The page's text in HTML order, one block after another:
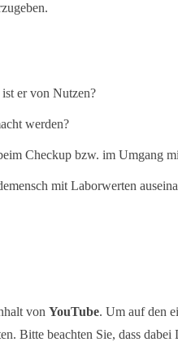
er von Nutzen?
werden?
Checkup bzw. im Umgang
mit Laborwerten
von YouTube. Um auf den
Bitte beachten Sie, dass dabei